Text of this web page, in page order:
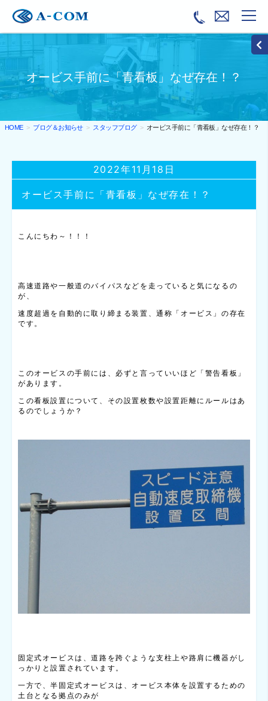
オービス手前に「青看板」なぜ存在！？
HOME ブログ＆お知らせ スタッフブログ オービス手前に「青看板」なぜ存在！？
オービス手前に「青看板」なぜ存在！？
2022年11月18日
こんにちわ～！！！
高速道路や一般道のバイパスなどを走っていると気になるの
が、
速度超過を自動的に取り締まる装置、通称「オービス」の存在
です。
このオービスの手前には、必ずと言っていいほど「警告看板」
があります。
この看板設置について、その設置枚数や設置距離にルールはあ
るのでしょうか？
固定式オービスは、道路を跨ぐような支柱上や路肩に機器がし
っかりと設置されています。
一方で、半固定式オービスは、オービス本体を設置するための
土台となる拠点のみが